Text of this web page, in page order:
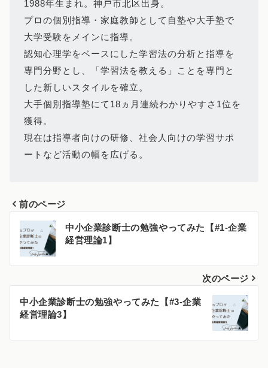
1988年生まれ。神戸市北区出身。
プロの個別指導・家庭教師として自塾や大手塾で
大学受験をメインに指導。
認知心理学をベースにした学習法の分析と指導を
専門分野とし、「学習法を教える」ことを専門と
した新しいスタイルを確立。
大手個別指導塾にて18ヵ月連続わかりやすさ1位を
獲得。
現在は指導者向けの研修、社会人向けの学習サポ
ートなど活動の幅を広げる。
投
稿
ビ
前のページ
中小企業診断士の勉強やってみた【#1-企業
経営理論1】
次のページ
中小企業診断士の勉強やってみた【#3-企業
経営理論3】